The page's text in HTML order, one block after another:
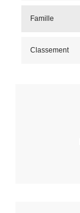
Famille
Classement